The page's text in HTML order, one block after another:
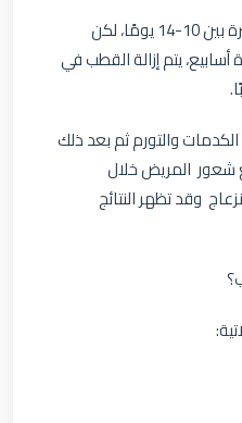
يستغرق التعافي من الجرح فترة بين 10-14 يومًا، لكن
يتم إزالة القطب في
والتورم ثم بعد ذلك
شعور المريض خلال
وقد تظهر النتائج